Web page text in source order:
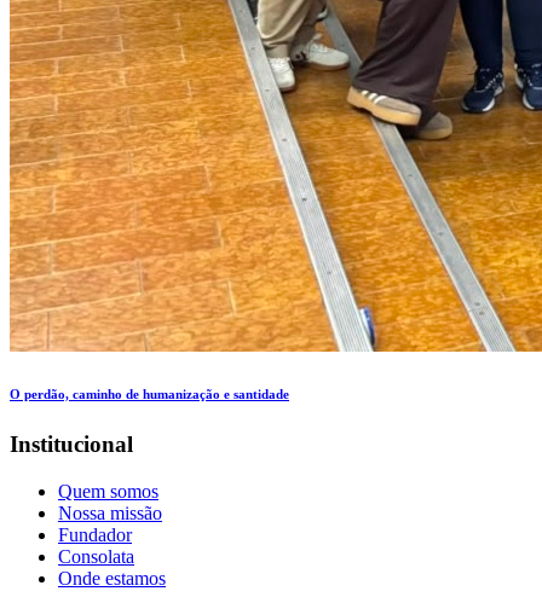
O perdão, caminho de humanização e santidade
Institucional
Quem somos
Nossa missão
Fundador
Consolata
Onde estamos